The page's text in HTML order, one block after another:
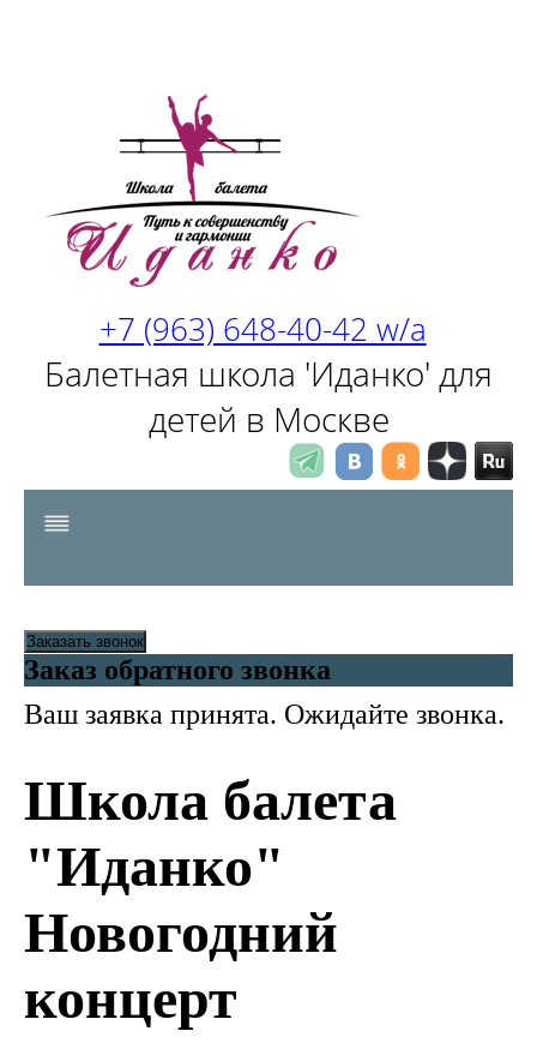
+7 (963) 648-40-42 w/a
Балетная школа 'Иданко' для
детей в Москве
Заказать звонок
Заказ обратного звонка
Ваш заявка принята. Ожидайте звонка.
Школа балета
"Иданко"
Новогодний
концерт